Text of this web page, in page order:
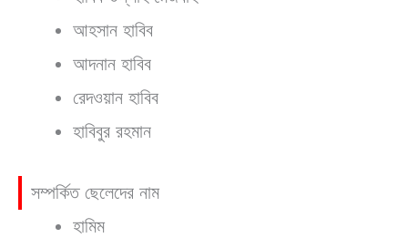
আহসান হাবিব
আদনান হাবিব
রেদওয়ান হাবিব
হাবিবুর রহমান
সম্পর্কিত ছেলেদের নাম
হামিম